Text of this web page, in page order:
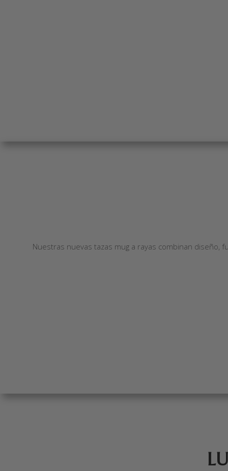
Nuestras nuevas tazas mug a rayas combinan diseño,